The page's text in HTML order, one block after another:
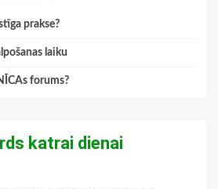
prakse?
laiku
forums?
katrai dienai